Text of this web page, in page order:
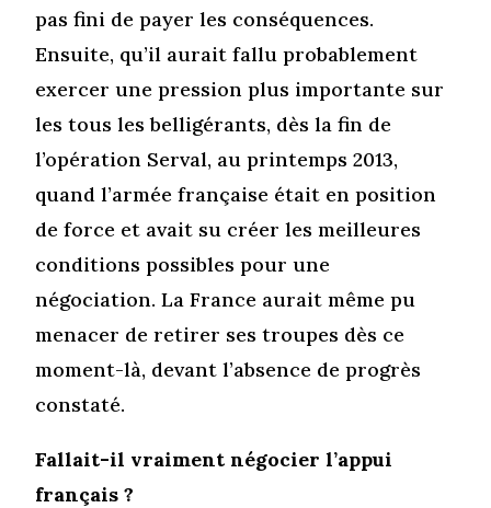
pas fini de payer les conséquences.
Ensuite, qu’il aurait fallu probablement
exercer une pression plus importante sur
les tous les belligérants, dès la fin de
l’opération Serval, au printemps 2013,
quand l’armée française était en position
de force et avait su créer les meilleures
conditions possibles pour une
négociation. La France aurait même pu
menacer de retirer ses troupes dès ce
moment-là, devant l’absence de progrès
constaté.
Fallait-il vraiment négocier l’appui
français ?